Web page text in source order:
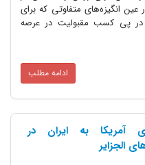
انگیزه‌های متفاوتی که برای
پی کسب مقبولیت در عرصه
ادامه مطلب
آمریکا به ایران در
الجزایر